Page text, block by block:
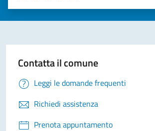
Valuta 5 stelle su 5
Valuta 4 stelle su 5
Valuta 3 stelle su 5
Valuta 2 stelle su 5
Valuta 1 stelle su 5
Contatta il comune
Leggi le domande frequenti
Richiedi assistenza
Prenota appuntamento